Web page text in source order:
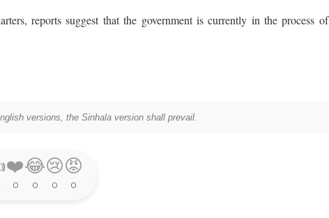
reports suggest that the government is currently in the process of
versions, the Sinhala version shall prevail.
❤️
0
😂
0
😢
0
😡
0